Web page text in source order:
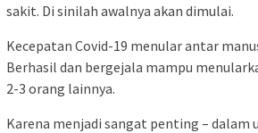
sakit. Di sinilah awalnya akan dimulai.
Kecepatan Covid-19 menular antar
Berhasil dan bergejala mampu
2-3 orang lainnya.
Karena menjadi sangat penting – dalam